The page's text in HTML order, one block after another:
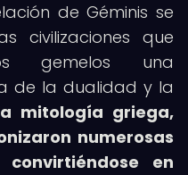
de Géminis se
civilizaciones que
gemelos una
de la dualidad y la
mitología griega,
numerosas
en